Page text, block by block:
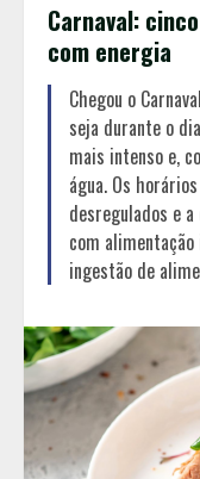
Carnaval:
com energia
Chegou o
seja durante o
mais intenso e,
água. Os
desregulados e
com
ingestão de